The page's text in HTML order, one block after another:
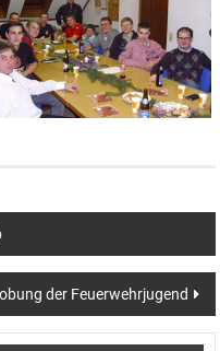
der Feuerwehrjugend